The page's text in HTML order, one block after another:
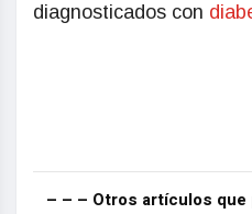
diagnosticados con
– – – Otros artículos